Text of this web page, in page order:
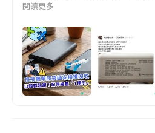
閱讀更多